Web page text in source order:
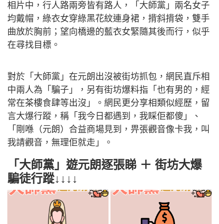
相片中，行人路兩旁皆有路人，「大師黨」兩名女子
均戴帽，綠衣女穿綠黑花紋連身裙，揹斜揹袋，雙手
曲放於胸前；望向橋邊的藍衣女緊隨其後而行，似乎
在尋找目標。
對於「大師黨」在元朗出沒被街坊抓包，網民直斥相
中兩人為「騙子」，另有街坊爆料指「也有男的，經
常在茶樓食肆等出沒」。網民更分享相類似經歷，留
言大爆行蹤，稱「我今日都遇到，我睬佢都傻」、
「剛喺（元朗）合益商場見到，畀張觀音像卡我，叫
我請觀音，無理佢就走」。
「大師黨」遊元朗逐張睇 ＋ 街坊大爆
騙徒行蹤↓↓↓↓